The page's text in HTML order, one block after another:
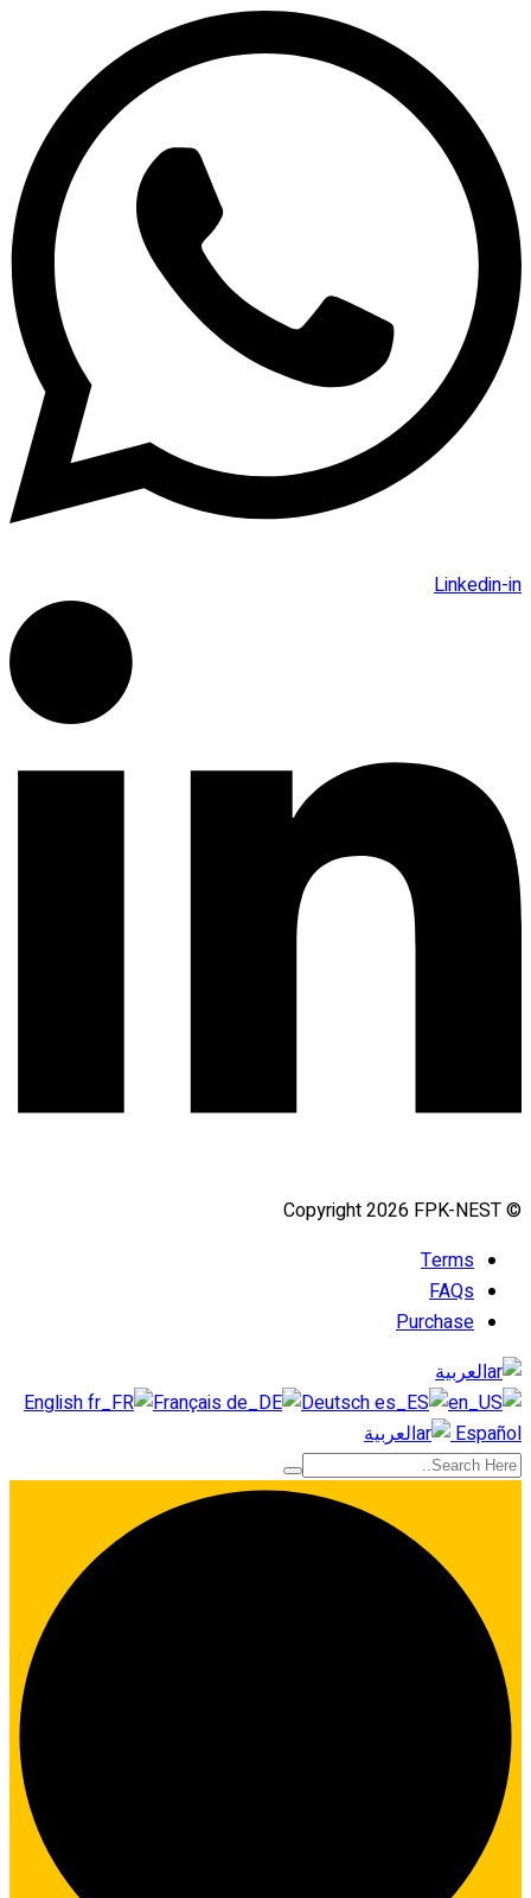
Linkedin-in
© Copyright 2026 FPK-NEST
Terms
FAQs
Purchase
العربية
English
Français
Deutsch
Español
العربية